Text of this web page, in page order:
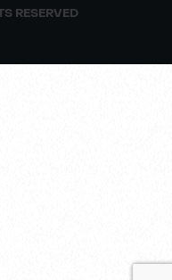
RESERVED